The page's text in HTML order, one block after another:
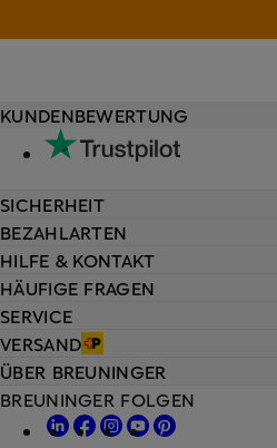
HILFE & KONTAKT
HÄUFIGE FRAGEN
SERVICE
VERSAND
KUNDENBEWERTUNG
SICHERHEIT
BEZAHLARTEN
ÜBER BREUNINGER
BREUNINGER FOLGEN